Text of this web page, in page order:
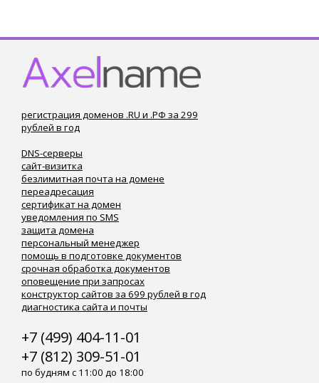
регистрация доменов .RU и .РФ за 299
рублей в год
DNS-серверы
сайт-визитка
безлимитная почта на домене
переадресация
сертификат на домен
уведомления по SMS
защита домена
персональный менеджер
помощь в подготовке документов
срочная обработка документов
оповещение при запросах
конструктор сайтов за 699 рублей в год
диагностика сайта и почты
+7 (499) 404-11-01
+7 (812) 309-51-01
по будням с 11:00 до 18:00